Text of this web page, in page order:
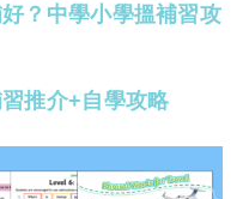
？中學小學搵補習攻
推介+自學攻略